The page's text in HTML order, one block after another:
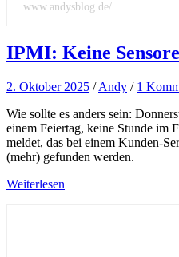
www.andysblog.de/
IPMI: Keine
2. Oktober 2025 /Andy / 1
Wie sollte es anders sein:
einem Feiertag, keine Stunde im
meldet, das bei einem Kunden-
(mehr) gefunden werden.
Weiterlesen